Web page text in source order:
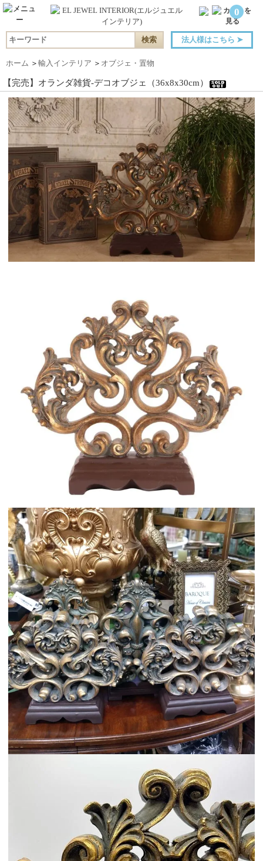
0
法人様はこちら ➤
ホーム ＞ 輸入インテリア ＞ オブジェ・置物
【完売】オランダ雑貨-デコオブジェ（36x8x30cm）